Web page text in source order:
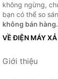
không ngừng,
bạn có thể so
không bán hàng.
VỀ ĐIỆN MÁY XẢ
Giới thiệu